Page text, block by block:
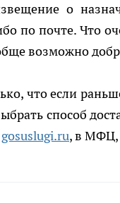
о
по почте. Что
возможно
что если
способ
gosuslugi.ru, в МФЦ,